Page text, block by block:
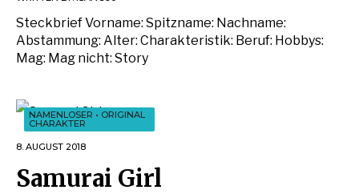
Steckbrief Vorname: Spitzname: Nachname:
Abstammung: Alter: Charakteristik: Beruf: Hobbys:
Mag: Mag nicht: Story
NAMENLOSER • ORIGINAL
CHARAKTER
8. AUGUST 2018
Samurai Girl